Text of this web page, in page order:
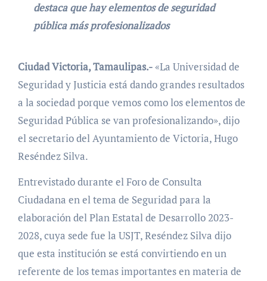
destaca que hay elementos de seguridad
pública más profesionalizados
Ciudad Victoria, Tamaulipas.-«La Universidad de
Seguridad y Justicia está dando grandes resultados
a la sociedad porque vemos como los elementos de
Seguridad Pública se van profesionalizando», dijo
el secretario del Ayuntamiento de Victoria, Hugo
Reséndez Silva.
Entrevistado durante el Foro de Consulta
Ciudadana en el tema de Seguridad para la
elaboración del Plan Estatal de Desarrollo 2023-
2028, cuya sede fue la USJT, Reséndez Silva dijo
que esta institución se está convirtiendo en un
referente de los temas importantes en materia de